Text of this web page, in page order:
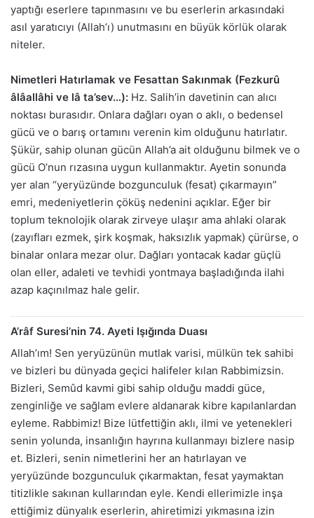
yaptığı eserlere tapınmasını ve bu eserlerin arkasındaki
asıl yaratıcıyı (Allah’ı) unutmasını en büyük körlük olarak
niteler.
Nimetleri Hatırlamak ve Fesattan Sakınmak (Fezkurû
âlâallâhi ve lâ ta’sev…): Hz. Salih’in davetinin can alıcı
noktası burasıdır. Onlara dağları oyan o aklı, o bedensel
gücü ve o barış ortamını verenin kim olduğunu hatırlatır.
Şükür, sahip olunan gücün Allah’a ait olduğunu bilmek ve o
gücü O’nun rızasına uygun kullanmaktır. Ayetin sonunda
yer alan “yeryüzünde bozgunculuk (fesat) çıkarmayın”
emri, medeniyetlerin çöküş nedenini açıklar. Eğer bir
toplum teknolojik olarak zirveye ulaşır ama ahlaki olarak
(zayıfları ezmek, şirk koşmak, haksızlık yapmak) çürürse, o
binalar onlara mezar olur. Dağları yontacak kadar güçlü
olan eller, adaleti ve tevhidi yontmaya başladığında ilahi
azap kaçınılmaz hale gelir.
A’râf Suresi’nin 74. Ayeti Işığında Duası
Allah’ım! Sen yeryüzünün mutlak varisi, mülkün tek sahibi
ve bizleri bu dünyada geçici halifeler kılan Rabbimizsin.
Bizleri, Semûd kavmi gibi sahip olduğu maddi güce,
zenginliğe ve sağlam evlere aldanarak kibre kapılanlardan
eyleme. Rabbimiz! Bize lütfettiğin aklı, ilmi ve yetenekleri
senin yolunda, insanlığın hayrına kullanmayı bizlere nasip
et. Bizleri, senin nimetlerini her an hatırlayan ve
yeryüzünde bozgunculuk çıkarmaktan, fesat yaymaktan
titizlikle sakınan kullarından eyle. Kendi ellerimizle inşa
ettiğimiz dünyalık eserlerin, ahiretimizi yıkmasına izin